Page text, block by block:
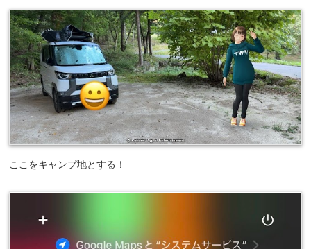
ここをキャンプ地とする！